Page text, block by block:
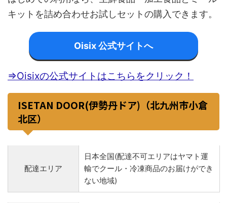
キットを詰め合わせお試しセットの購入できます。
Oisix 公式サイトへ
⇒Oisixの公式サイトはこちらをクリック！
ISETAN DOOR(伊勢丹ドア)（北九州市小倉
北区）
配達エリア
日本全国(配達不可エリアはヤマト運
輸でクール・冷凍商品のお届けができ
ない地域)